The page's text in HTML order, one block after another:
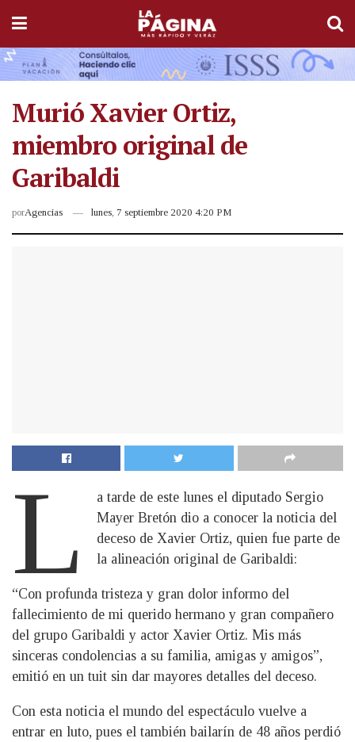
Murió Xavier Ortiz,
miembro original de
Garibaldi
porAgencias lunes, 7 septiembre 2020 4:20 PM
L
a tarde de este lunes el diputado Sergio
Mayer Bretón dio a conocer la noticia del
deceso de Xavier Ortiz, quien fue parte de
la alineación original de Garibaldi:
“Con profunda tristeza y gran dolor informo del
fallecimiento de mi querido hermano y gran compañero
del grupo Garibaldi y actor Xavier Ortiz. Mis más
sinceras condolencias a su familia, amigas y amigos”,
emitió en un tuit sin dar mayores detalles del deceso.
Con esta noticia el mundo del espectáculo vuelve a
entrar en luto, pues el también bailarín de 48 años perdió